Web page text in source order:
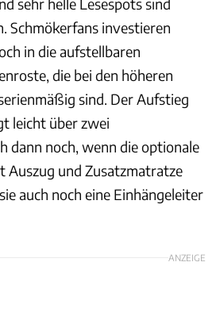
sehr helle Lesespots sind
Schmökerfans investieren
in die aufstellbaren
die bei den höheren
sind. Der Aufstieg
leicht über zwei
dann noch, wenn die optionale
und Zusatzmatratze
auch noch eine Einhängeleiter
ANZEIGE